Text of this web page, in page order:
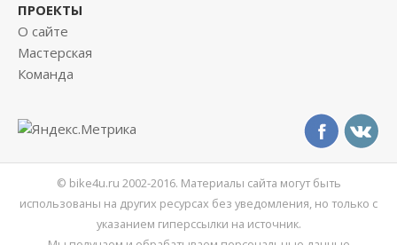
ПРОЕКТЫ
О сайте
Мастерская
Команда
© bike4u.ru 2002-2016. Материалы сайта могут быть
использованы на других ресурсах без уведомления, но только с
указанием гиперссылки на источник.